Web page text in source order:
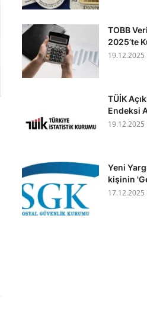
TOBB
2025’te
19.12.2025
TÜİK
Endeksi
19.12.2025
Yeni
kişinin
17.12.2025